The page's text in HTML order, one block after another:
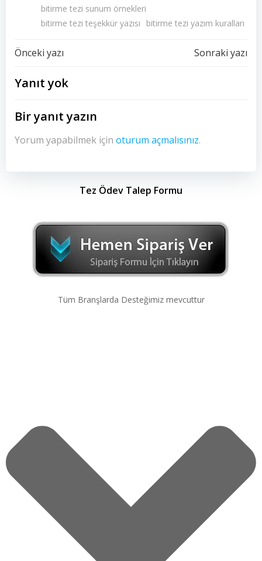
bitirme tezi sunum örnekleri
bitirme tezi teşekkür yazısı
bitirme tezi yazım kuralları
Yazı
dolaşımı
Önceki yazı Sonraki yazı
Yanıt yok
Bir yanıt yazın
Yorum yapabilmek için oturum açmalısınız.
Tez Ödev Talep Formu
Tüm Branşlarda Desteğimiz mevcuttur